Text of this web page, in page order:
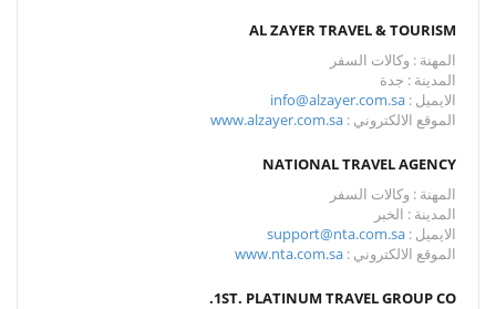
AL ZAYER TRAVEL & TOURISM
المهنة : وكالات السفر
المدينة : جدة
الايميل : info@alzayer.com.sa
الموقع الالكتروني : www.alzayer.com.sa
NATIONAL TRAVEL AGENCY
المهنة : وكالات السفر
المدينة : الخبر
الايميل : support@nta.com.sa
الموقع الالكتروني : www.nta.com.sa
1ST. PLATINUM TRAVEL GROUP CO.